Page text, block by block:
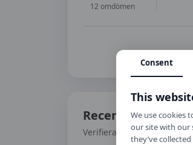
12 omdömen
Recensioner
Verifierade omdömen
Consent
This
We use cookies
our site with our
they’ve